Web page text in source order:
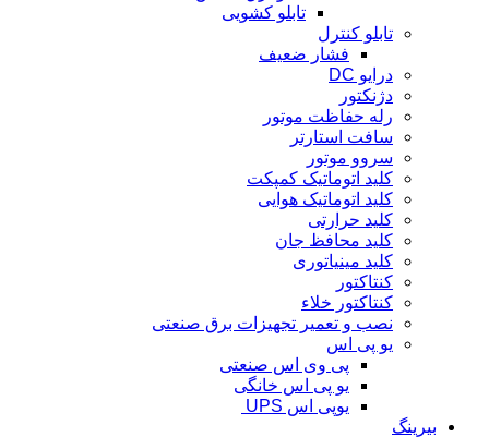
تابلو کشویی
تابلو کنترل
فشار ضعیف
درایو DC
دژنکتور
رله حفاظت موتور
سافت استارتر
سروو موتور
کلید اتوماتیک کمپکت
کلید اتوماتیک هوایی
کلید حرارتی
کلید محافظ جان
کلید مینیاتوری
کنتاکتور
کنتاکتور خلاء
نصب و تعمیر تجهیزات برق صنعتی
یو پی اس
پی وی اس صنعتی
یو پی اس خانگی
یوپی اس UPS
بیرینگ